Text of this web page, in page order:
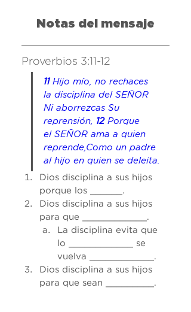
Notas del mensaje
Proverbios 3:11-12
11 Hijo mío, no rechaces
la disciplina del SEÑOR
Ni aborrezcas Su
reprensión, 12 Porque
el SEÑOR ama a quien
reprende,Como un padre
al hijo en quien se deleita.
Dios disciplina a sus hijos
porque los ______.
Dios disciplina a sus hijos
para que ____________.
La disciplina evita que
lo ____________ se
vuelva ____________.
Dios disciplina a sus hijos
para que sean _________.